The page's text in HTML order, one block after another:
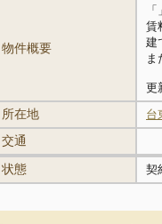
物件概要
「
賃
建
ま
更
所在地 台
交通
状態
契